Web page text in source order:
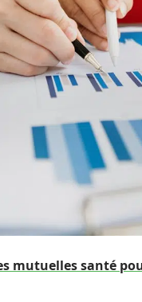
mutuelles santé